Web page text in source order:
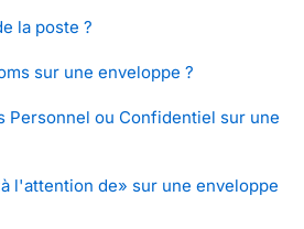
la poste ?
sur une enveloppe ?
Personnel ou Confidentiel sur une
l'attention de» sur une enveloppe